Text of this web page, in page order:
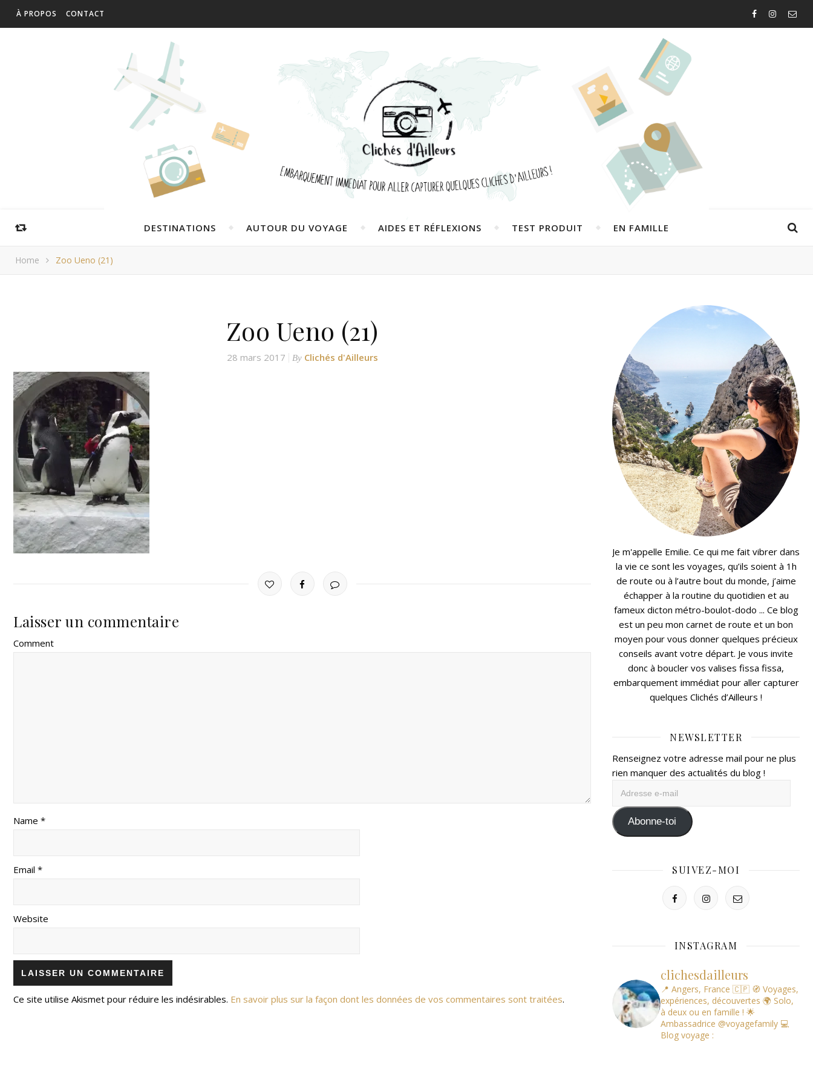
À PROPOS CONTACT
DESTINATIONS AUTOUR DU VOYAGE AIDES ET RÉFLEXIONS TEST PRODUIT EN FAMILLE
Home Zoo Ueno (21)
Zoo Ueno (21)
28 mars 2017 By Clichés d'Ailleurs
Laisser un commentaire
Comment
Name *
Email *
Website
Ce site utilise Akismet pour réduire les indésirables. En savoir plus sur la façon dont les données de vos commentaires sont traitées.
Je m'appelle Emilie. Ce qui me fait vibrer dans
la vie ce sont les voyages, qu’ils soient à 1h
de route ou à l’autre bout du monde, j’aime
échapper à la routine du quotidien et au
fameux dicton métro-boulot-dodo ... Ce blog
est un peu mon carnet de route et un bon
moyen pour vous donner quelques précieux
conseils avant votre départ. Je vous invite
donc à boucler vos valises fissa fissa,
embarquement immédiat pour aller capturer
quelques Clichés d’Ailleurs !
NEWSLETTER
Renseignez votre adresse mail pour ne plus
rien manquer des actualités du blog !
mail Abonne-toi
SUIVEZ-MOI
INSTAGRAM
clichesdailleurs
📍 Angers, France 🇨🇵 🧭 Voyages,
expériences, découvertes 🌍 Solo,
à deux ou en famille ! 🌟
Ambassadrice @voyagefamily 💻
Blog voyage :